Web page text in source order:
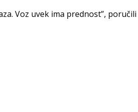
Voz uvek ima prednost”, poručili